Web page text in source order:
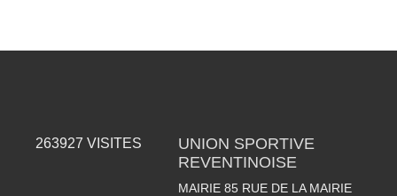
263927 VISITES
UNION SPORTIVE
REVENTINOISE
MAIRIE 85 RUE DE LA MAIRIE